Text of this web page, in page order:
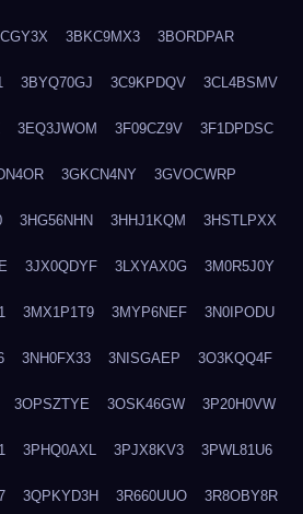
3BKC9MX3 3BORDPAR
3BYQ70GJ 3C9KPDQV 3CL4BSMV
3EQ3JWOM 3F09CZ9V 3F1DPDSC
3GKCN4NY 3GVOCWRP
3HG56NHN 3HHJ1KQM 3HSTLPXX
3JX0QDYF 3LXYAX0G 3M0R5J0Y
3MX1P1T9 3MYP6NEF 3N0IPODU
3NH0FX33 3NISGAEP 3O3KQQ4F
3OPSZTYE 3OSK46GW 3P20H0VW
3PHQ0AXL 3PJX8KV3 3PWL81U6
3QPKYD3H 3R660UUO 3R8OBY8R